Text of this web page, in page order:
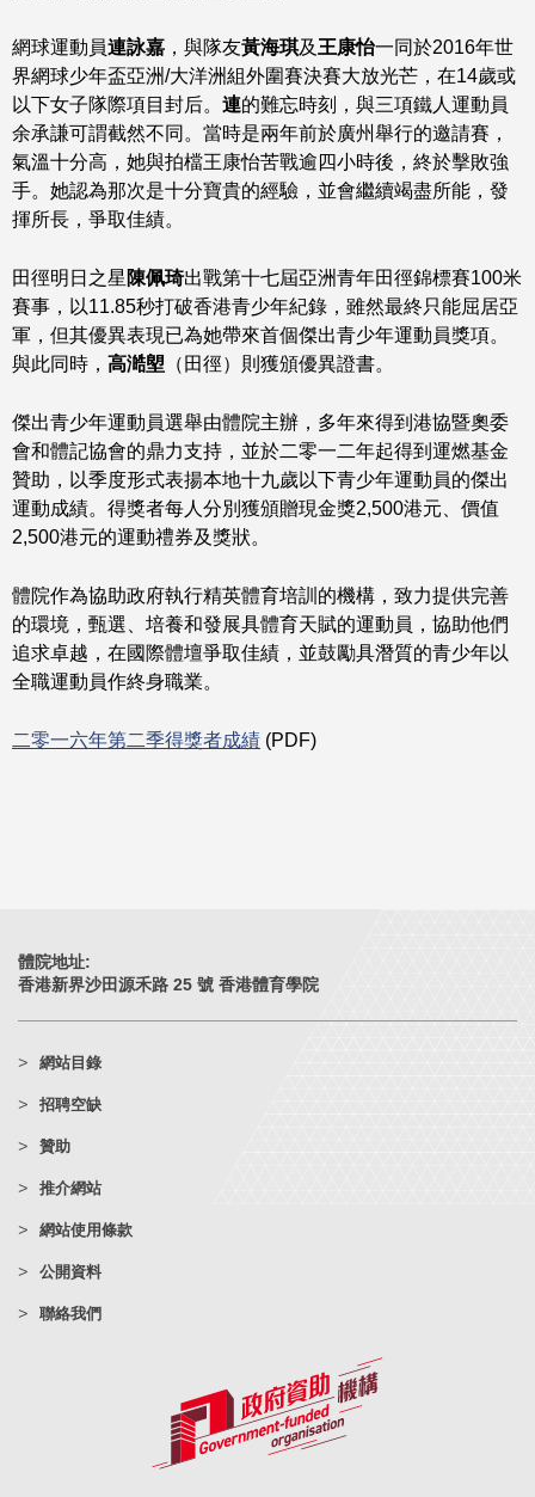
網球運動員連詠嘉 ，與隊友黃海琪及 王康怡一同於2016年世
界網球少年盃亞洲/大洋洲組外圍賽決賽大放光芒，在14歲或
以下女子隊際項目封后。 連的難忘時刻，與三項鐵人運動員
余承謙可謂截然不同。當時是兩年前於廣州舉行的邀請賽，
氣溫十分高，她與拍檔王康怡苦戰逾四小時後，終於擊敗強
手。她認為那次是十分寶貴的經驗，並會繼續竭盡所能，發
揮所長，爭取佳績。
田徑明日之星 陳佩琦出戰第十七屆亞洲青年田徑錦標賽100米
賽事，以11.85秒打破香港青少年紀錄，雖然最終只能屈居亞
軍，但其優異表現已為她帶來首個傑出青少年運動員獎項。
與此同時， 高澔塱 （田徑）則獲頒優異證書。
傑出青少年運動員選舉由體院主辦，多年來得到港協暨奧委
會和體記協會的鼎力支持，並於二零一二年起得到運燃基金
贊助，以季度形式表揚本地十九歲以下青少年運動員的傑出
運動成績。得獎者每人分別獲頒贈現金獎2,500港元、價值
2,500港元的運動禮券及獎狀。
體院作為協助政府執行精英體育培訓的機構，致力提供完善
的環境，甄選、培養和發展具體育天賦的運動員，協助他們
追求卓越，在國際體壇爭取佳績，並鼓勵具潛質的青少年以
全職運動員作終身職業。
二零一六年第二季得獎者成績 (PDF)
體院地址:
香港新界沙田源禾路 25 號 香港體育學院
網站目錄
招聘空缺
贊助
推介網站
網站使用條款
公開資料
聯絡我們